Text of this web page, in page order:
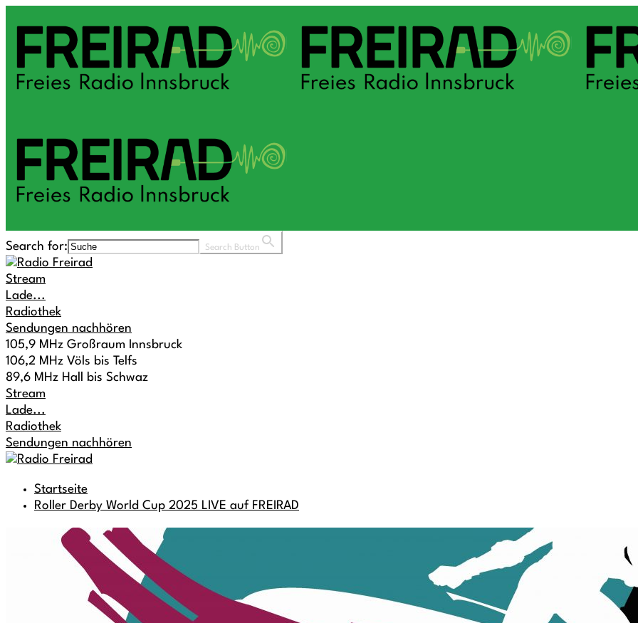
Search for: Search Button
Stream
Lade...
Radiothek
Sendungen nachhören
105,9 MHz Großraum Innsbruck
106,2 MHz Völs bis Telfs
89,6 MHz Hall bis Schwaz
Stream
Lade...
Radiothek
Sendungen nachhören
Startseite
Roller Derby World Cup 2025 LIVE auf FREIRAD